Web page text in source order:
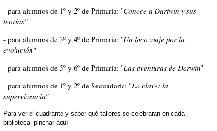
- para alumnos de 1º y 2º de Primaria: "Conoce a Dartwin y sus
teorías"
- para alumnos de 3º y 4º de Primaria: "Un loco viaje por la
evolución"
- para alumnos de 5º y 6º de Primaria: "Las aventuras de Darwin"
- para alumnos de 1º y 2º de Secundaria: "La clave: la
supervivencia"
Para ver el cuadrante y saber qué talleres se celebrarán en cada
biblioteca, pinchar aquí